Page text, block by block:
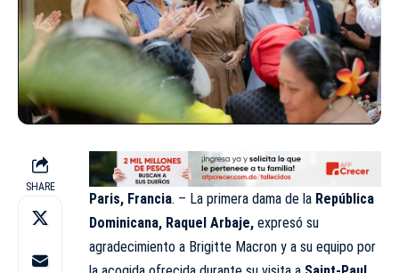
SHARE
Paris, Francia. – La primera dama de la República
Dominicana, Raquel Arbaje, expresó su
agradecimiento a Brigitte Macron y a su equipo por